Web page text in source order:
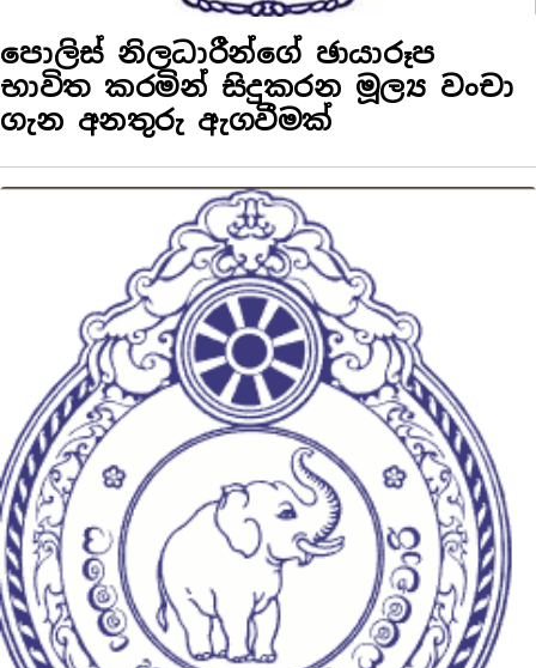
පොලිස් නිලධාරීන්ගේ ඡායාරූප
භාවිත කරමින් සිදුකරන මූල්‍ය වංචා
ගැන අනතුරු ඇගවීමක්